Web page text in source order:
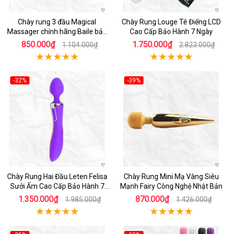
Chày rung 3 đầu Magical
Massager chính hãng Baile bảo
hành 7 ngày
850.000₫ 1.104.000₫
Chày Rung Louge Tê Điếng LCD
Cao Cấp Bảo Hành 7 Ngày
1.750.000₫ 2.823.000₫
-32%
Chày Rung Hai Đầu Leten Felisa
Sưởi Ấm Cao Cấp Bảo Hành 7
Ngày
1.350.000₫ 1.985.000₫
-39%
Chày Rung Mini Mạ Vàng Siêu
Mạnh Fairy Công Nghệ Nhật Bản
870.000₫ 1.426.000₫